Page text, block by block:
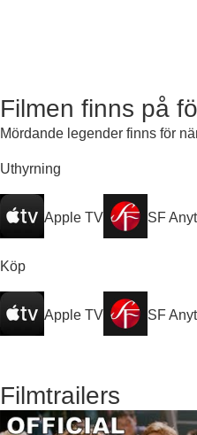
Filmen finns på
Mördande legender finns för
Uthyrning
Apple TV SF
Köp
Apple TV SF
Filmtrailers